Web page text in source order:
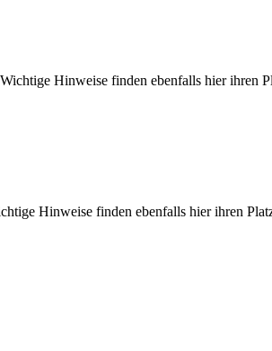
Hinweise finden ebenfalls hier ihren
Hinweise finden ebenfalls hier ihren